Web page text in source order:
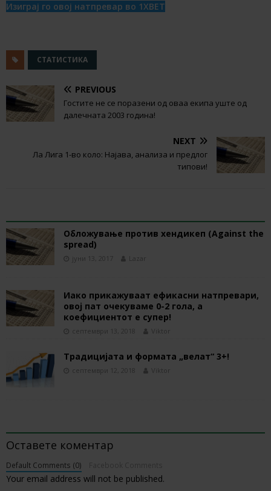
Изиграј го овој натпревар во 1XBET
СТАТИСТИКА
PREVIOUS
Гостите не се поразени од оваа екипа уште од
далечната 2003 година!
NEXT
Ла Лига 1-во коло: Најава, анализа и предлог
типови!
Обложување против хендикеп (Against the
spread)
јуни 13, 2017 Lazar
Иако прикажуваат ефикасни натпревари,
овој пат очекуваме 0-2 гола, а
коефициентот е супер!
септември 13, 2018 Viktor
Традицијата и формата „велат“ 3+!
септември 12, 2018 Viktor
Оставете коментар
Default Comments (0)
Your email address will not be published.